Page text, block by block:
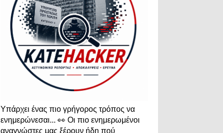
Υπάρχει ένας πιο γρήγορος τρόπος να
ενημερώνεσαι... 👀 Οι πιο ενημερωμένοι
αναγνώστες μας ξέρουν ήδη πού